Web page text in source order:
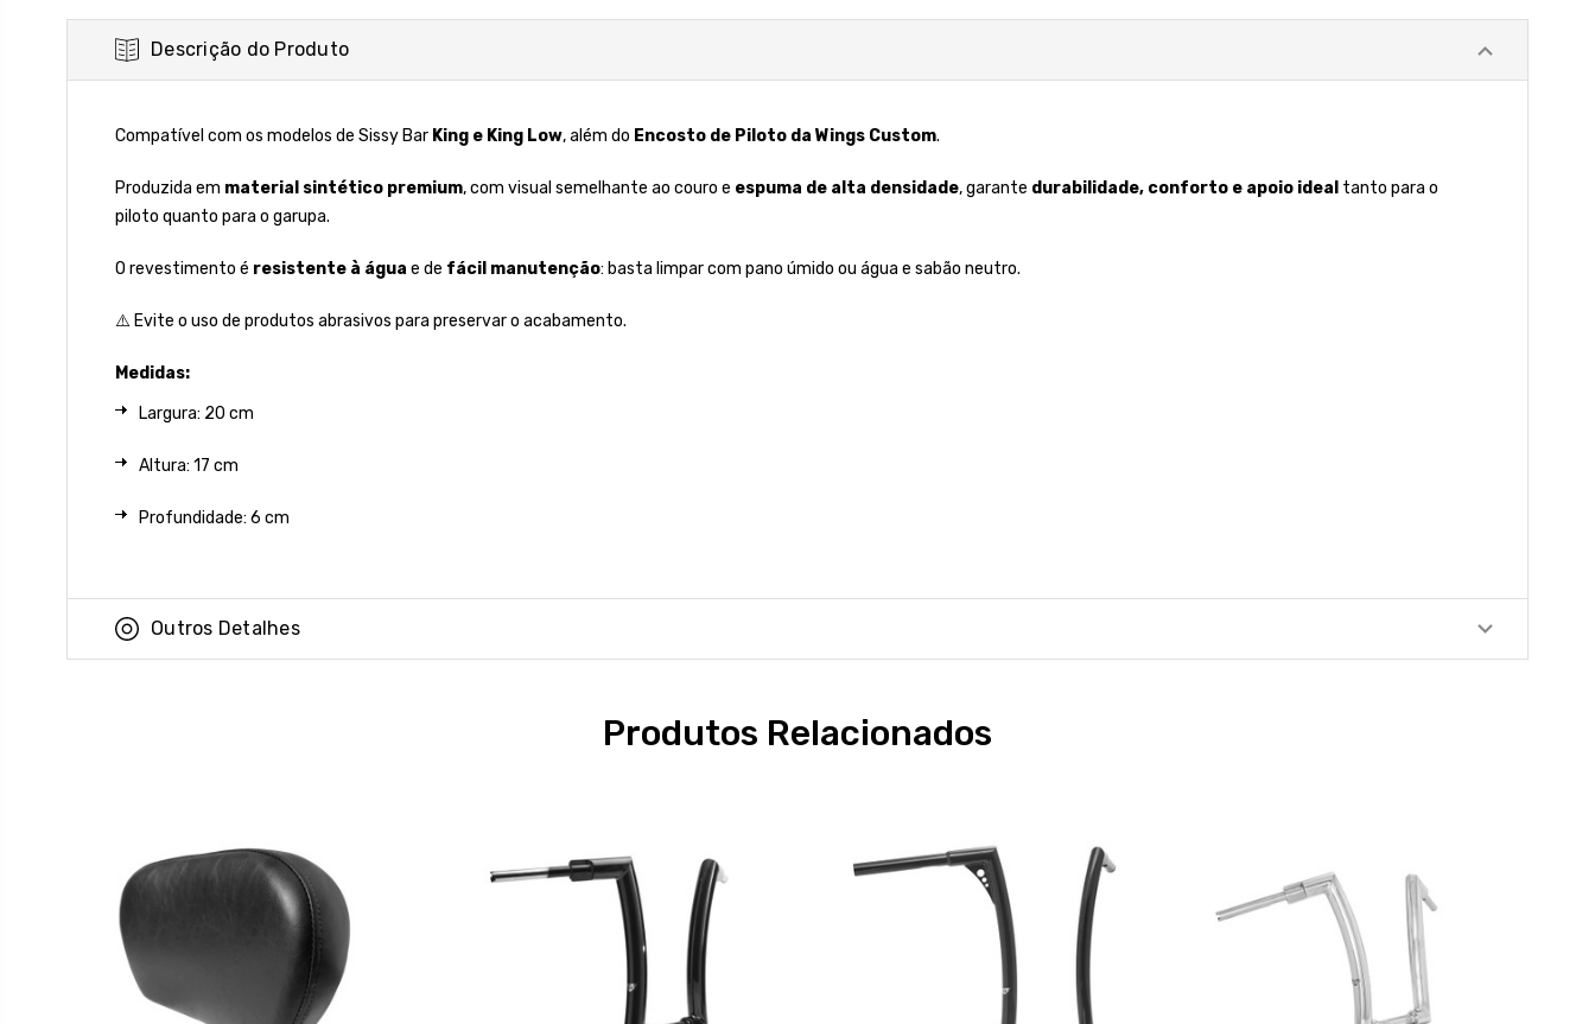
Descrição do Produto
Compatível com os modelos de Sissy Bar King e King Low, além do Encosto de Piloto da Wings Custom.
Produzida em material sintético premium, com visual semelhante ao couro e espuma de alta densidade, garante durabilidade, conforto e apoio ideal tanto para o
piloto quanto para o garupa.
O revestimento é resistente à água e de fácil manutenção: basta limpar com pano úmido ou água e sabão neutro.
⚠️ Evite o uso de produtos abrasivos para preservar o acabamento.
Medidas:
Largura: 20 cm
Altura: 17 cm
Profundidade: 6 cm
Outros Detalhes
Produtos Relacionados